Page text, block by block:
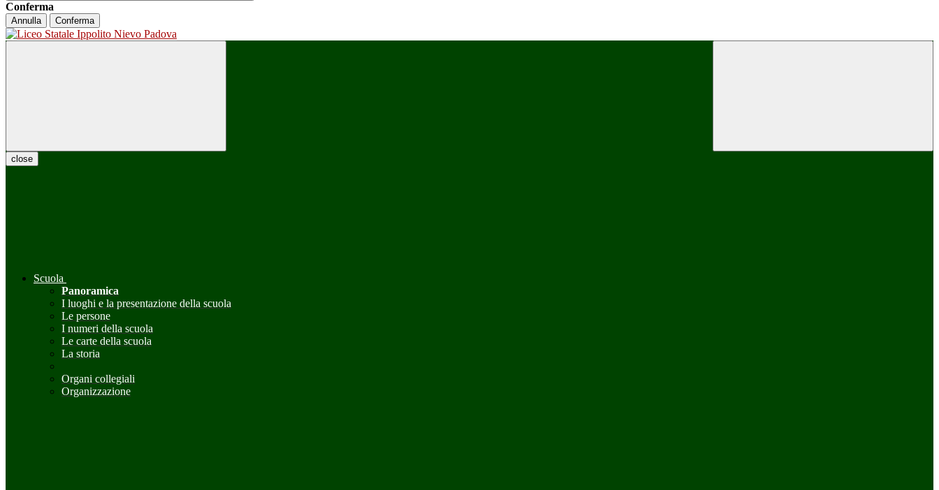
Conferma
Annulla Conferma
close
Scuola
Panoramica
I luoghi e la presentazione della scuola
Le persone
I numeri della scuola
Le carte della scuola
La storia
Organi collegiali
Organizzazione